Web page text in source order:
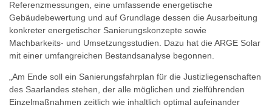
Referenzmessungen, eine umfassende energetische
Gebäudebewertung und auf Grundlage dessen die Ausarbeitung
konkreter energetischer Sanierungskonzepte sowie
Machbarkeits- und Umsetzungsstudien. Dazu hat die ARGE Solar
mit einer umfangreichen Bestandsanalyse begonnen.
„Am Ende soll ein Sanierungsfahrplan für die Justizliegenschaften
des Saarlandes stehen, der alle möglichen und zielführenden
Einzelmaßnahmen zeitlich wie inhaltlich optimal aufeinander